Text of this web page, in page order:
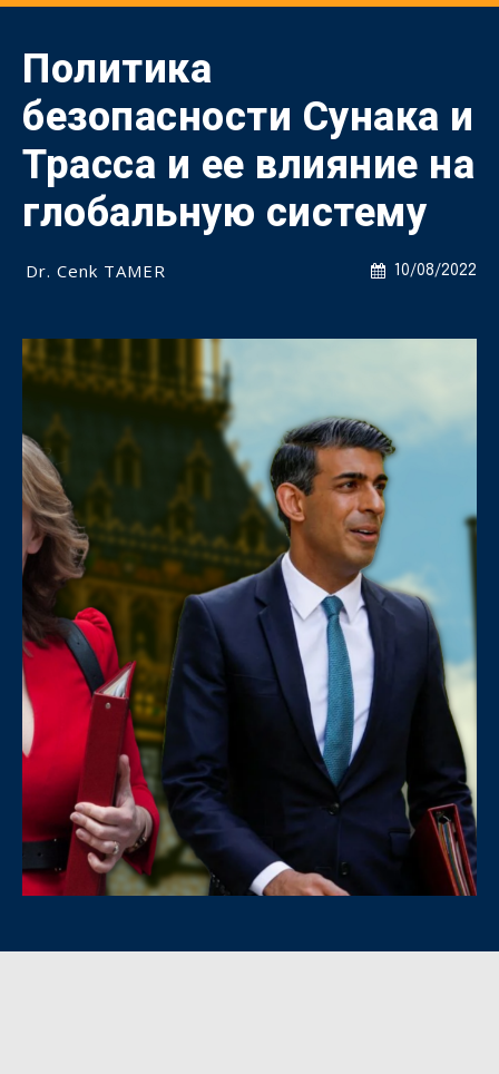
Политика
безопасности Cунака и
Трасса и ее влияние на
глобальную систему
10/08/2022
Dr. Cenk TAMER